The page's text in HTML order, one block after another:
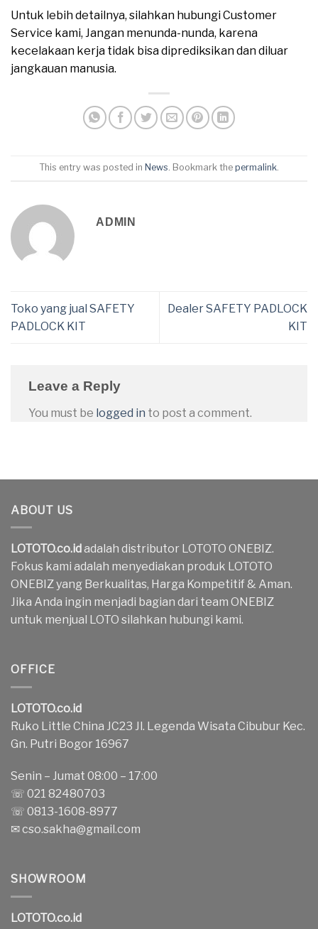
Untuk lebih detailnya, silahkan hubungi Customer
Service kami, Jangan menunda-nunda, karena
kecelakaan kerja tidak bisa diprediksikan dan diluar
jangkauan manusia.
This entry was posted in News. Bookmark the permalink.
ADMIN
Toko yang jual SAFETY
PADLOCK KIT
Dealer SAFETY PADLOCK
KIT
Leave a Reply
You must be logged in to post a comment.
ABOUT US
LOTOTO.co.id adalah distributor LOTOTO ONEBIZ.
Fokus kami adalah menyediakan produk LOTOTO
ONEBIZ yang Berkualitas, Harga Kompetitif & Aman.
Jika Anda ingin menjadi bagian dari team ONEBIZ
untuk menjual LOTO silahkan hubungi kami.
OFFICE
LOTOTO.co.id
Ruko Little China JC23 Jl. Legenda Wisata Cibubur Kec.
Gn. Putri Bogor 16967
Senin – Jumat 08:00 – 17:00
☏ 021 82480703
☏ 0813-1608-8977
✉cso.sakha@gmail.com
SHOWROOM
LOTOTO.co.id